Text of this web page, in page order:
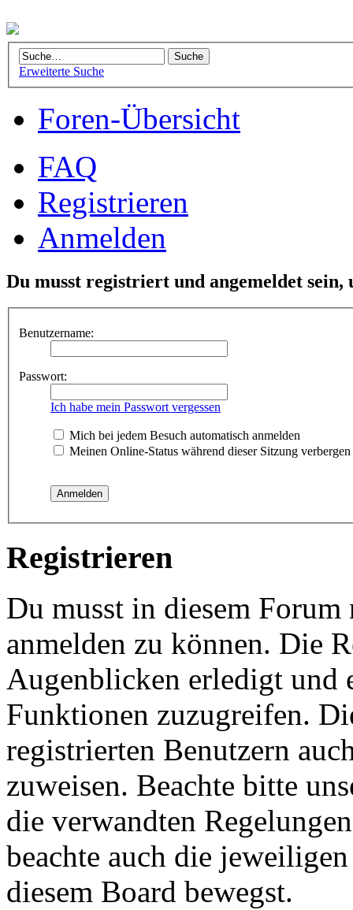
Erweiterte Suche
Foren-Übersicht
FAQ
Registrieren
Anmelden
Du musst registriert und angemeldet
Benutzername:
Passwort:
Ich habe mein Passwort vergessen
Mich bei jedem Besuch automatisch anmelden
Meinen Online-Status während dieser Sitzung verbergen
Registrieren
Du musst in diesem
anmelden zu können. Die
Augenblicken erledigt und
Funktionen zuzugreifen.
registrierten Benutzern
zuweisen. Beachte bitte
die verwandten
beachte auch die
diesem Board bewegst.